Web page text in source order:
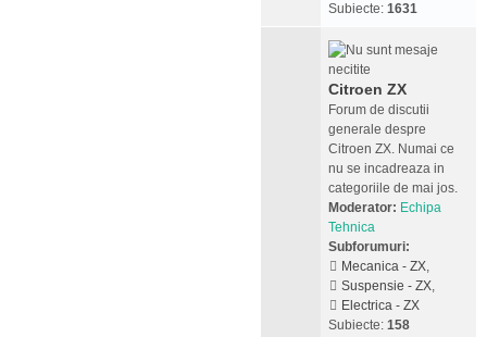
Subiecte: 1631
Citroen ZX
Forum de discutii
generale despre
Citroen ZX. Numai ce
nu se incadreaza in
categoriile de mai jos.
Moderator: Echipa
Tehnica
Subforumuri:
Mecanica - ZX,
Suspensie - ZX,
Electrica - ZX
Subiecte: 158